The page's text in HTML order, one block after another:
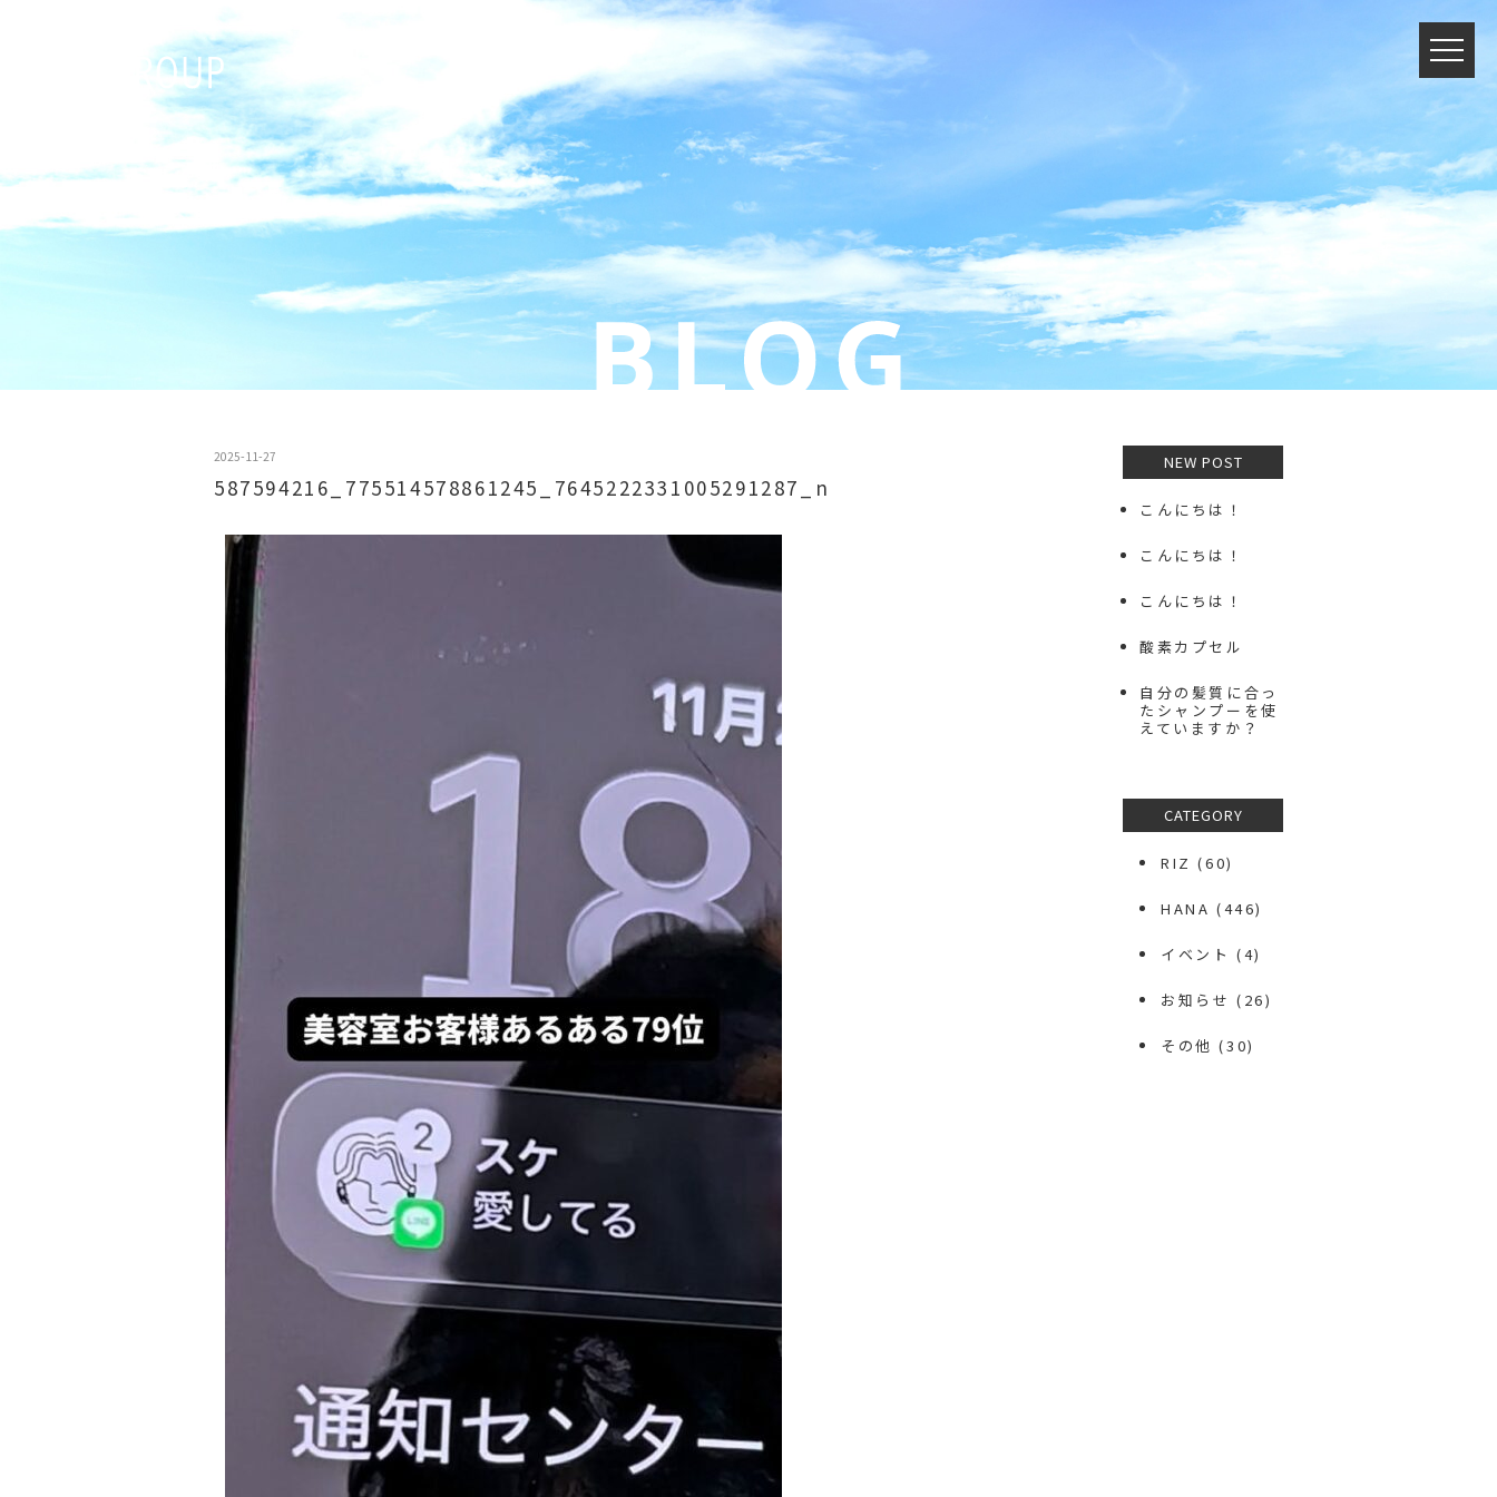
2025-11-27
587594216_775514578861245_7645222331005291287_n
NEW POST
こんにちは！
こんにちは！
こんにちは！
酸素カプセル
自分の髪質に合っ
たシャンプーを使
えていますか？
CATEGORY
RIZ (60)
HANA (446)
イベント (4)
お知らせ (26)
その他 (30)